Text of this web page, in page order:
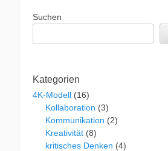
Suchen
Kategorien
4K-Modell (16)
Kollaboration (3)
Kommunikation (2)
Kreativität (8)
kritisches Denken (4)